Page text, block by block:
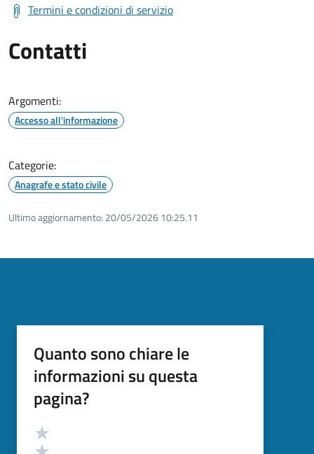
Termini e condizioni di servizio
Contatti
Argomenti:
Accesso all'informazione
Categorie:
Anagrafe e stato civile
Ultimo aggiornamento: 20/05/2026 10:25.11
Quanto sono chiare le
informazioni su questa
pagina?
Valutazione